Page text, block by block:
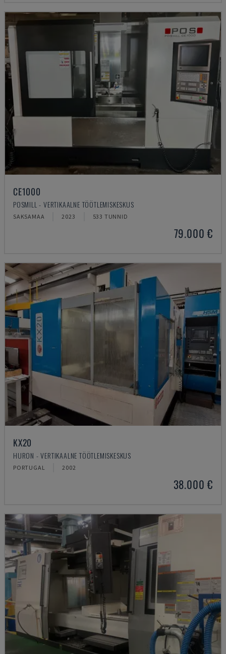
CE1000
POSMILL - VERTIKAALNE TÖÖTLEMISKESKUS
SAKSAMAA 2023 533 TUNNID
79.000 €
KX20
HURON - VERTIKAALNE TÖÖTLEMISKESKUS
PORTUGAL 2002
38.000 €